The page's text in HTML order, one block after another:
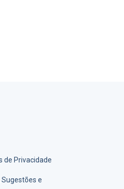
de Privacidade
Sugestões e